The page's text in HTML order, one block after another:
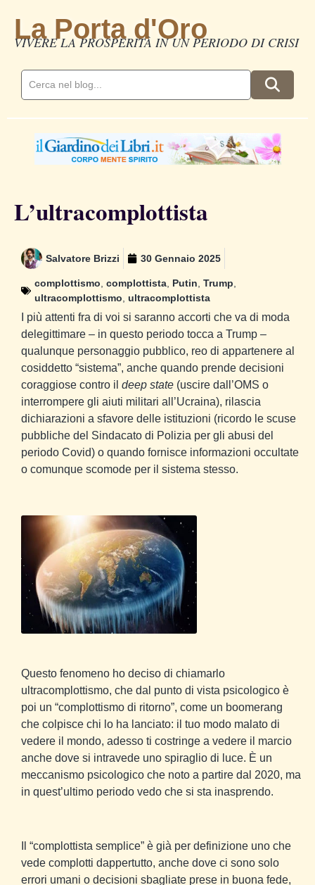
La Porta d'Oro
VIVERE LA PROSPERITÀ IN UN PERIODO DI CRISI
L’ultracomplottista
Salvatore Brizzi 30 Gennaio 2025
complottismo complottista Putin Trump
ultracomplottismo ultracomplottista
I più attenti fra di voi si saranno accorti che va di moda
delegittimare – in questo periodo tocca a Trump –
qualunque personaggio pubblico, reo di appartenere al
cosiddetto “sistema”, anche quando prende decisioni
coraggiose contro il deep state (uscire dall’OMS o
interrompere gli aiuti militari all’Ucraina), rilascia
dichiarazioni a sfavore delle istituzioni (ricordo le scuse
pubbliche del Sindacato di Polizia per gli abusi del
periodo Covid) o quando fornisce informazioni occultate
o comunque scomode per il sistema stesso.
Questo fenomeno ho deciso di chiamarlo
ultracomplottismo, che dal punto di vista psicologico è
poi un “complottismo di ritorno”, come un boomerang
che colpisce chi lo ha lanciato: il tuo modo malato di
vedere il mondo, adesso ti costringe a vedere il marcio
anche dove si intravede uno spiraglio di luce. È un
meccanismo psicologico che noto a partire dal 2020, ma
in quest’ultimo periodo vedo che si sta inasprendo.
Il “complottista semplice” è già per definizione uno che
vede complotti dappertutto, anche dove ci sono solo
errori umani o decisioni sbagliate prese in buona fede,